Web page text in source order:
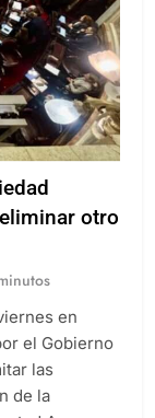
otro
en
el Gobierno
las
de la